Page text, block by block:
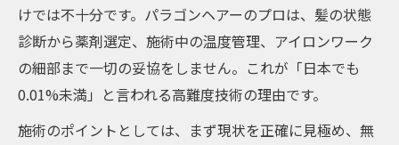
けでは不十分です。パラゴンヘアーのプロは、髪の状態
診断から薬剤選定、施術中の温度管理、アイロンワーク
の細部まで一切の妥協をしません。これが「日本でも
0.01%未満」と言われる高難度技術の理由です。
施術のポイントとしては、まず現状を正確に見極め、無